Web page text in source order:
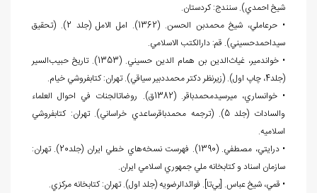
شيخ احمدي). سنندج: کردستان.
• حرعاملي، شيخ محمدبن الحسن. (1362). امل الامل (جلد 2). (تحقيق
سيداحمدحسيني). قم: دارالکتب الاسلامي.
• خواندمير، غياثالدين بن همام الدين حسيني. (1353). تاريخ حبيب
السير
(جلد4، چاپ اول). (زيرنظر دکتر محمددبير سياقي). تهران: کتابفروشي خيام.
• خوانساري، ميرسيدمحمدباقر. (1382ق). روضات‏الجنات
في احوال العلماء
والسادات (جلد 5). (ترجمه محمدباقرساعدي خراساني). تهران: کتابفروشي
اسلاميه.
• درايتي، مصطفي. (1390). فهرست نسخه
هاي خطي ايران (جلد20). تهران:
سازمان اسناد و کتابخانه ملي جمهوري اسلامي ايران.
• قمي، شيخ عباس. [بيتا]. فوائدالرضويه (جلد اول). تهران: کتابخانه مرکزي.